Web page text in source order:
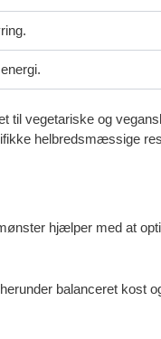
til vegetariske og
helbredsmæssige
hjælper med at
balanceret kost